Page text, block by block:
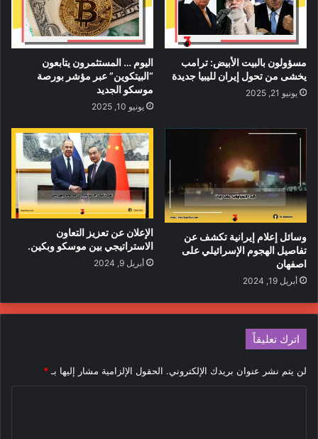
مسؤولون بالبيت الأبيض: ترامب
يخشى من تحول إيران لليبيا جديدة
يونيو 21, 2025
اليوم … المستثمرون يتابعون
“البيتكوين” عبر مؤشر بورصة
موسكو الجديد
يونيو 10, 2025
وسائل إعلام إيرانية تكشف عن
تفاصيل الهجوم الإسرائيلي على
اصفهان
أبريل 19, 2024
الإعلان عن تعزيز التعاون
الاستراتيجي بين موسكو وبكين.
أبريل 9, 2024
اترك تعليقاً
لن يتم نشر عنوان بريدك الإلكتروني. الحقول الإلزامية مشار إليها بـ *